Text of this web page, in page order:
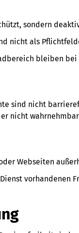
sondern
nicht als
bleiben
sind nicht
nicht
Webseiten
vorhandenen